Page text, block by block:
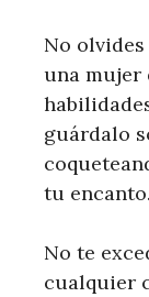
No olvides
una mujer
guárdalo
tu encanto.
No te
cualquier